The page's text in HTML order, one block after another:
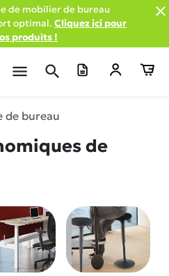
de mobilier de bureau
optimal. Cliquez ici pour
produits !

menu search
de bureau
de